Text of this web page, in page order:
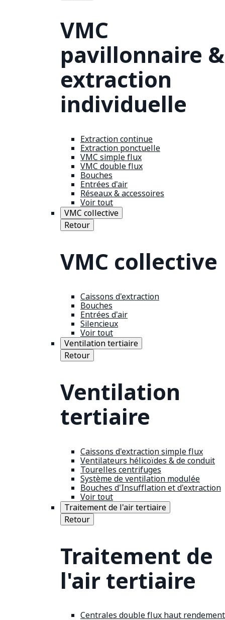
VMC
pavillonnaire &
extraction
individuelle
Extraction continue
Extraction ponctuelle
VMC simple flux
VMC double flux
Bouches
Entrées d'air
Réseaux & accessoires
Voir tout
VMC collective
Retour
VMC collective
Caissons d'extraction
Bouches
Entrées d'air
Silencieux
Voir tout
Ventilation tertiaire
Retour
Ventilation
tertiaire
Caissons d'extraction simple flux
Ventilateurs hélicoïdes & de conduit
Tourelles centrifuges
Système de ventilation modulée
Bouches d'Insufflation et d'extraction
Voir tout
Traitement de l'air tertiaire
Retour
Traitement de
l'air tertiaire
Centrales double flux haut rendement